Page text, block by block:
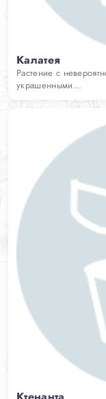
Калатея
Растение с
украшенными...